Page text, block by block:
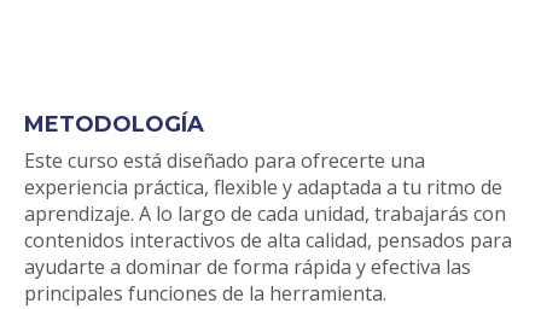
METODOLOGÍA
Este curso está diseñado para ofrecerte una
experiencia práctica, flexible y adaptada a tu ritmo de
aprendizaje. A lo largo de cada unidad, trabajarás con
contenidos interactivos de alta calidad, pensados para
ayudarte a dominar de forma rápida y efectiva las
principales funciones de la herramienta.